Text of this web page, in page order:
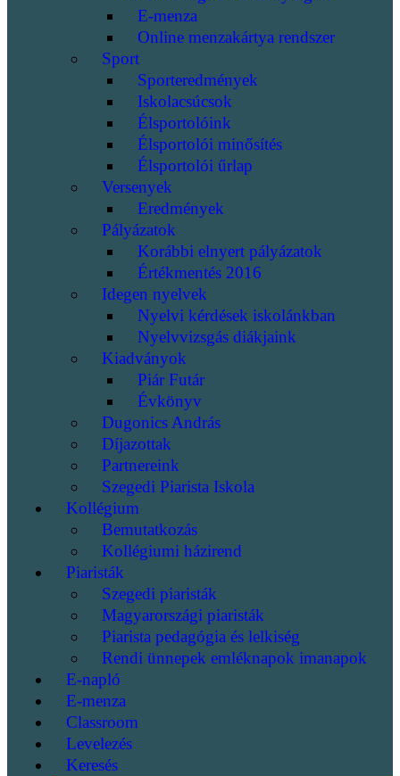
E-menza
Online menzakártya rendszer
Sport
Sporteredmények
Iskolacsúcsok
Élsportolóink
Élsportolói minősítés
Élsportolói űrlap
Versenyek
Eredmények
Pályázatok
Korábbi elnyert pályázatok
Értékmentés 2016
Idegen nyelvek
Nyelvi kérdések iskolánkban
Nyelvvizsgás diákjaink
Kiadványok
Piár Futár
Évkönyv
Dugonics András
Díjazottak
Partnereink
Szegedi Piarista Iskola
Kollégium
Bemutatkozás
Kollégiumi házirend
Piaristák
Szegedi piaristák
Magyarországi piaristák
Piarista pedagógia és lelkiség
Rendi ünnepek emléknapok imanapok
E-napló
E-menza
Classroom
Levelezés
Keresés